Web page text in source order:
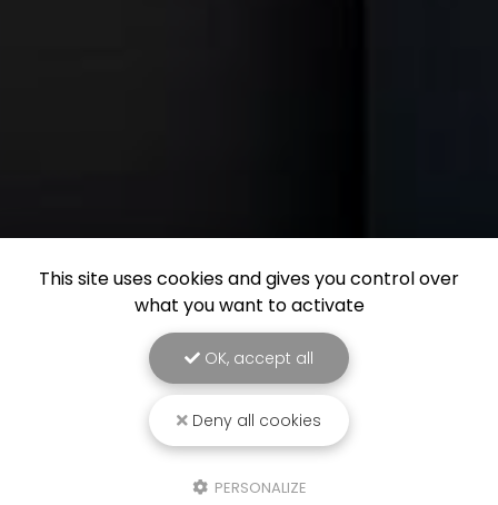
This site uses cookies and gives you control over
what you want to activate
OK, accept all
Deny all cookies
PERSONALIZE